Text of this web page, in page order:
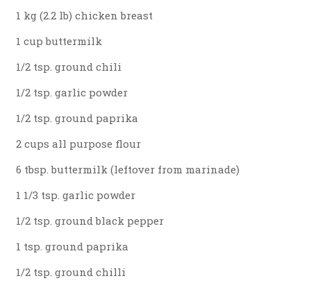
1 kg (2.2 lb) chicken breast
1 cup buttermilk
1/2 tsp. ground chili
1/2 tsp. garlic powder
1/2 tsp. ground paprika
2 cups all purpose flour
6 tbsp. buttermilk (leftover from marinade)
1 1/3 tsp. garlic powder
1/2 tsp. ground black pepper
1 tsp. ground paprika
1/2 tsp. ground chilli